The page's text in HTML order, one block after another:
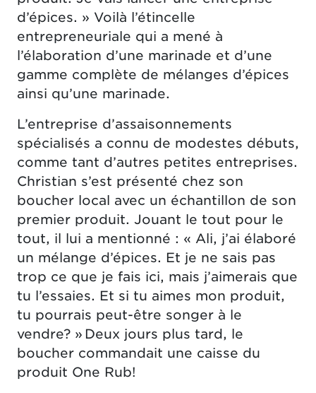
d’épices. » Voilà l’étincelle
entrepreneuriale qui a mené à
l’élaboration d’une marinade et d’une
gamme complète de mélanges d’épices
ainsi qu’une marinade.
L’entreprise d’assaisonnements
spécialisés a connu de modestes débuts,
comme tant d’autres petites entreprises.
Christian s’est présenté chez son
boucher local avec un échantillon de son
premier produit. Jouant le tout pour le
tout, il lui a mentionné : « Ali, j’ai élaboré
un mélange d’épices. Et je ne sais pas
trop ce que je fais ici, mais j’aimerais que
tu l’essaies. Et si tu aimes mon produit,
tu pourrais peut-être songer à le
vendre? » Deux jours plus tard, le
boucher commandait une caisse du
produit One Rub!